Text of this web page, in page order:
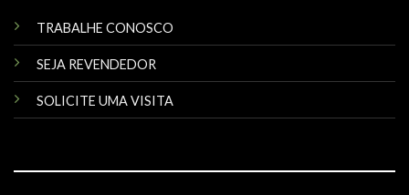
TRABALHE CONOSCO
SEJA REVENDEDOR
SOLICITE UMA VISITA